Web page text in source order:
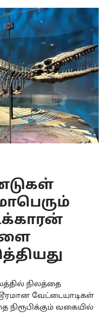
நிலத்தை
வேட்டையாடிகள்
வகையில்